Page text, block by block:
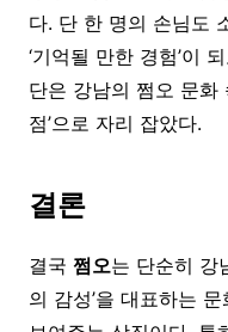
다. 단 한 명의 손님도
‘기억될 만한 경험’이
단은 강남의 쩜오 문화
점’으로 자리 잡았다.
결론
결국 쩜오는 단순히 강
의 감성’을 대표하는